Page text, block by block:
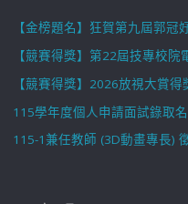
【金榜題名】狂賀第九屆郭
【競賽得獎】第22屆技專校
【競賽得獎】2026放視大賞得
115學年度個人申請面試錄取
115-1兼任教師 (3D動畫專長)